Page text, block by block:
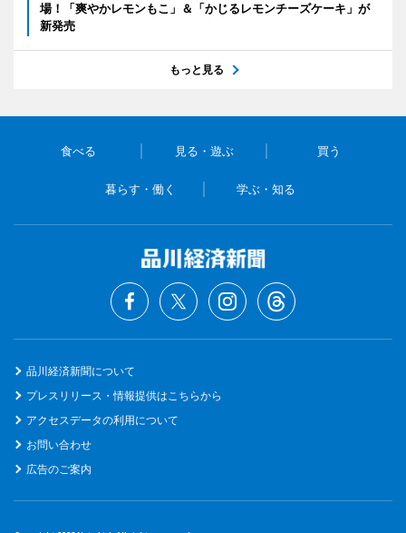
場！「爽やかレモンもこ」＆「かじるレモンチーズケーキ」が
新発売
もっと見る
食べる 見る・遊ぶ 買う
暮らす・働く 学ぶ・知る
品川経済新聞について
プレスリリース・情報提供はこちらから
アクセスデータの利用について
お問い合わせ
広告のご案内